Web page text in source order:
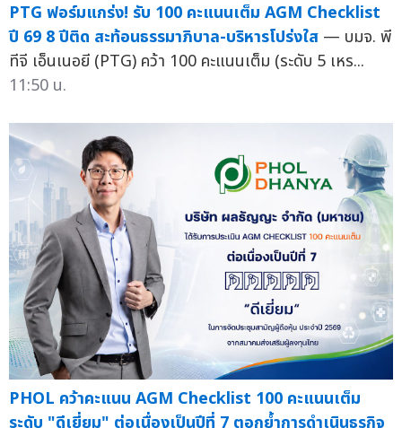
PTG ฟอร์มแกร่ง! รับ 100 คะแนนเต็ม AGM Checklist
ปี 69 8 ปีติด สะท้อนธรรมาภิบาล-บริหารโปร่งใส — บมจ. พี
ทีจี เอ็นเนอยี (PTG) คว้า 100 คะแนนเต็ม (ระดับ 5 เหร...
11:50 น.
PHOL คว้าคะแนน AGM Checklist 100 คะแนนเต็ม
ระดับ "ดีเยี่ยม" ต่อเนื่องเป็นปีที่ 7 ตอกย้ำการดำเนินธุรกิจ